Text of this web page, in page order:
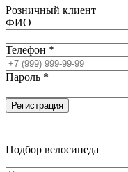
Розничный клиент
ФИО
Телефон *
Пароль *
Регистрация
Подбор велосипеда